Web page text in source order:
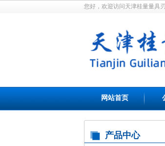
您好，欢迎访问天津桂量量具
网站首页
产品中心